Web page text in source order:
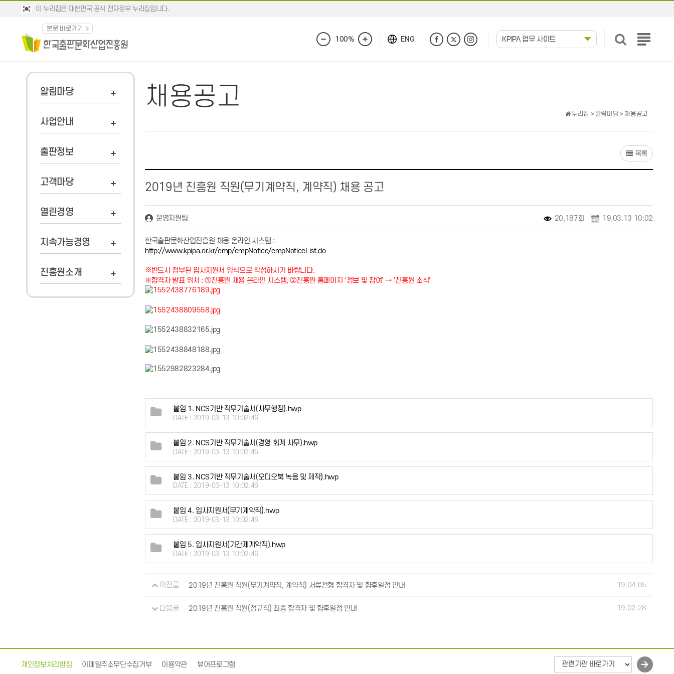
이 누리집은 대한민국 공식 전자정부 누리집입니다.
본문 바로가기
화
100%
화
ENG KPIPA 업무 사이트
전
알림마당
사업안내
출판정보
고객마당
열린경영
지속가능경영
진흥원소개
채용공고
누리집 > 알림마당 > 채용공고
목록
2019년 진흥원 직원(무기계약직, 계약직) 채용 공고
운영지원팀 20,187회 19.03.13 10:02
한국출판문화산업진흥원 채용 온라인 시스템 :
http://www.kpipa.or.kr/emp/empNotice/empNoticeList.do
※반드시 첨부된 입사지원서 양식으로 작성하시기 바랍니다.
※합격자 발표 위치 : ①진흥원 채용 온라인 시스템, ②진흥원 홈페이지 '정보 및 참여' → '진흥원 소식'
붙임 1. NCS기반 직무기술서(사무행정).hwp
DATE : 2019-03-13 10:02:46
붙임 2. NCS기반 직무기술서(경영 회계 사무).hwp
DATE : 2019-03-13 10:02:46
붙임 3. NCS기반 직무기술서(오디오북 녹음 및 제작).hwp
DATE : 2019-03-13 10:02:46
붙임 4. 입사지원서(무기계약직).hwp
DATE : 2019-03-13 10:02:46
붙임 5. 입사지원서(기간제계약직).hwp
DATE : 2019-03-13 10:02:46
이전글 2019년 진흥원 직원(무기계약직, 계약직) 서류전형 합격자 및 향후일정 안내 19.04.05
다음글 2019년 진흥원 직원(정규직) 최종 합격자 및 향후일정 안내 19.02.28
개인정보처리방침 이메일주소무단수집거부 이용약관 뷰어프로그램
바
로